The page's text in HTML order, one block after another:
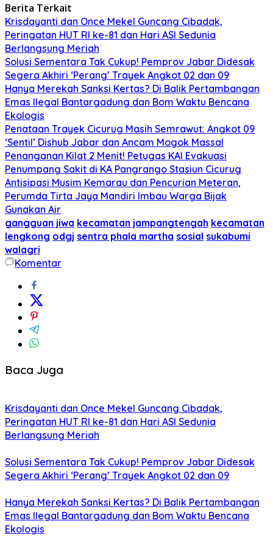
Berita Terkait
Krisdayanti dan Once Mekel Guncang Cibadak,
Peringatan HUT RI ke-81 dan Hari ASI Sedunia
Berlangsung Meriah
Solusi Sementara Tak Cukup! Pemprov Jabar Didesak
Segera Akhiri ‘Perang’ Trayek Angkot 02 dan 09
Hanya Merekah Sanksi Kertas? Di Balik Pertambangan
Emas Ilegal Bantargadung dan Bom Waktu Bencana
Ekologis
Penataan Trayek Cicurug Masih Semrawut: Angkot 09
‘Sentil’ Dishub Jabar dan Ancam Mogok Massal
Penanganan Kilat 2 Menit! Petugas KAI Evakuasi
Penumpang Sakit di KA Pangrango Stasiun Cicurug
Antisipasi Musim Kemarau dan Pencurian Meteran,
Perumda Tirta Jaya Mandiri Imbau Warga Bijak
Gunakan Air
gangguan jiwa kecamatan jampangtengah kecamatan
lengkong odgj sentra phala martha sosial sukabumi
walagri
Komentar
Baca Juga
Krisdayanti dan Once Mekel Guncang Cibadak,
Peringatan HUT RI ke-81 dan Hari ASI Sedunia
Berlangsung Meriah
Solusi Sementara Tak Cukup! Pemprov Jabar Didesak
Segera Akhiri ‘Perang’ Trayek Angkot 02 dan 09
Hanya Merekah Sanksi Kertas? Di Balik Pertambangan
Emas Ilegal Bantargadung dan Bom Waktu Bencana
Ekologis